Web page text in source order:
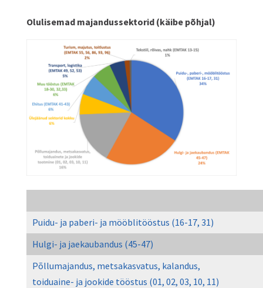
Olulisemad majandussektorid (käibe põhjal)
Puidu- ja paberi- ja mööblitööstus (16-17, 31)
Hulgi- ja jaekaubandus (45-47)
Põllumajandus, metsakasvatus, kalandus,
toiduaine- ja jookide tööstus (01, 02, 03, 10, 11)